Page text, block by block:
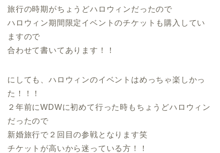
旅行の時期がちょうどハロウィンだったので
ハロウィン期間限定イベントのチケットも購入してい
ますので
合わせて書いてあります！！
にしても、ハロウィンのイベントはめっちゃ楽しかっ
た！！！
２年前にWDWに初めて行った時もちょうどハロウィン
だったので
新婚旅行で２回目の参戦となります笑
チケットが高いから迷っている方！！